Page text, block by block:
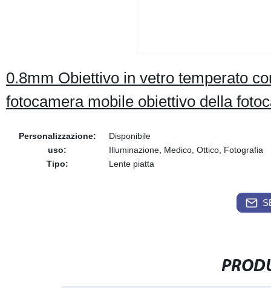
0.8mm Obiettivo in vetro temperato
fotocamera mobile obiettivo della
Personalizzazione:
Disponibile
uso:
Illuminazione, Medico, Ottico, Fotografia
Tipo:
Lente piatta